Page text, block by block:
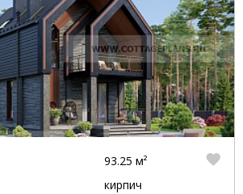
93.25 м²
кирпич